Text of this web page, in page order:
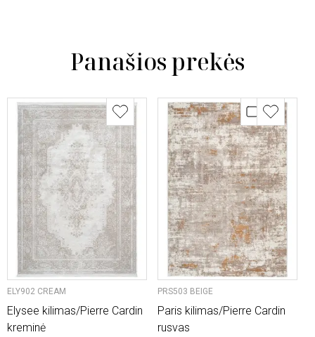
Panašios prekės
ELY902 CREAM
Elysee kilimas/Pierre Cardin
kreminė
PRS503 BEIGE
Paris kilimas/Pierre Cardin
rusvas